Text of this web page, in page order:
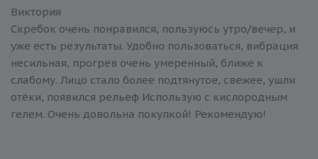
Виктория
Скребок очень понравился, пользуюсь утро/вечер, и
уже есть результаты. Удобно пользоваться, вибрация
несильная, прогрев очень умеренный, ближе к
слабому. Лицо стало более подтянутое, свежее, ушли
отёки, появился рельеф Использую с кислородным
гелем. Очень довольна покупкой! Рекомендую!